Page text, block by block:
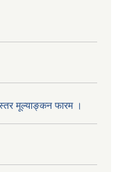
स्तर मूल्याङ्कन फारम ।